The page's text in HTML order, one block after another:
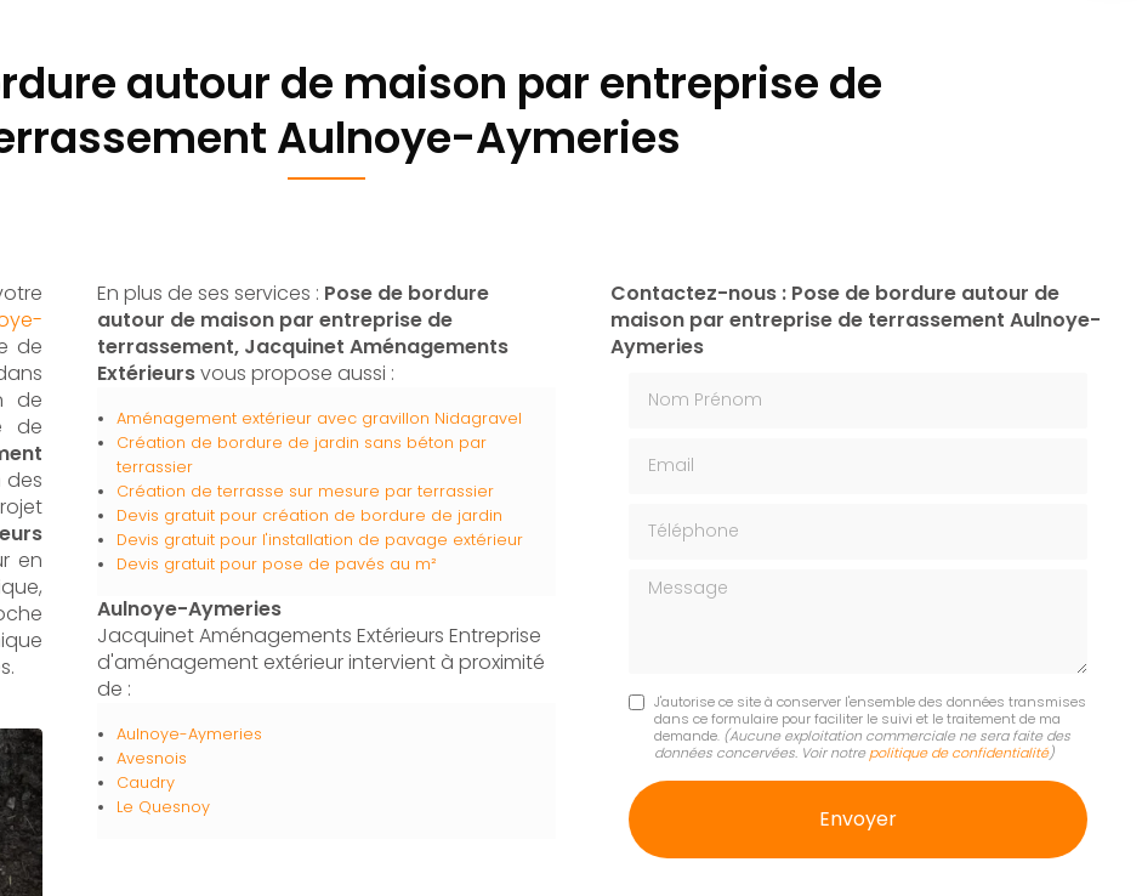
autour de maison par entreprise de
Aulnoye-Aymeries
de
de
de
des
en
En plus de ses services : Pose de bordure
autour de maison par entreprise de
terrassement, Jacquinet Aménagements
Extérieursvous propose aussi :
Aménagement extérieur avec gravillon Nidagravel
Création de bordure de jardin sans béton par
terrassier
Création de terrasse sur mesure par terrassier
Devis gratuit pour création de bordure de jardin
Devis gratuit pour l'installation de pavage extérieur
Devis gratuit pour pose de pavés au m²
Aulnoye-Aymeries
Jacquinet Aménagements Extérieurs Entreprise
d'aménagement extérieur intervient à proximité
de :
Aulnoye-Aymeries
Avesnois
Caudry
Le Quesnoy
Contactez-nous : Pose de bordure autour de
maison par entreprise de terrassement Aulnoye-
Aymeries
Message
J'autorise ce site à conserver l'ensemble des données transmises
dans ce formulaire pour faciliter le suivi et le traitement de ma
demande. (Aucune exploitation commerciale ne sera faite des
données concervées. Voir notre politique de confidentialité)